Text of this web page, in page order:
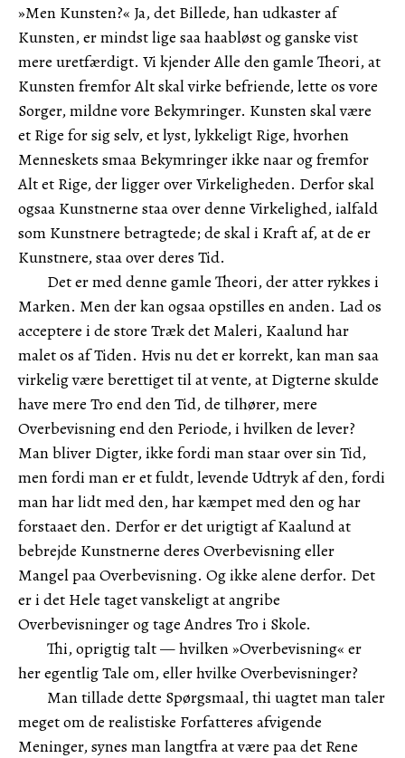
»Men Kunsten?« Ja, det Billede, han udkaster af
Kunsten, er mindst lige saa haabløst og ganske vist
mere uretfærdigt. Vi kjender Alle den gamle Theori, at
Kunsten fremfor Alt skal virke befriende, lette os vore
Sorger, mildne vore Bekymringer. Kunsten skal være
et Rige for sig selv, et lyst, lykkeligt Rige, hvorhen
Menneskets smaa Bekymringer ikke naar og fremfor
Alt et Rige, der ligger over Virkeligheden. Derfor skal
ogsaa Kunstnerne staa over denne Virkelighed, ialfald
som Kunstnere betragtede; de skal i Kraft af, at de er
Kunstnere, staa over deres Tid.
Det er med denne gamle Theori, der atter rykkes i
Marken. Men der kan ogsaa opstilles en anden. Lad os
acceptere i de store Træk det Maleri, Kaalund har
malet os af Tiden. Hvis nu det er korrekt, kan man saa
virkelig være berettiget til at vente, at Digterne skulde
have mere Tro end den Tid, de tilhører, mere
Overbevisning end den Periode, i hvilken de lever?
Man bliver Digter, ikke fordi man staar over sin Tid,
men fordi man er et fuldt, levende Udtryk af den, fordi
man har lidt med den, har kæmpet med den og har
forstaaet den. Derfor er det urigtigt af Kaalund at
bebrejde Kunstnerne deres Overbevisning eller
Mangel paa Overbevisning. Og ikke alene derfor. Det
er i det Hele taget vanskeligt at angribe
Overbevisninger og tage Andres Tro i Skole.
Thi, oprigtig talt — hvilken »Overbevisning« er
her egentlig Tale om, eller hvilke Overbevisninger?
Man tillade dette Spørgsmaal, thi uagtet man taler
meget om de realistiske Forfatteres afvigende
Meninger, synes man langtfra at være paa det Rene